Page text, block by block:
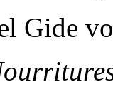
Gide